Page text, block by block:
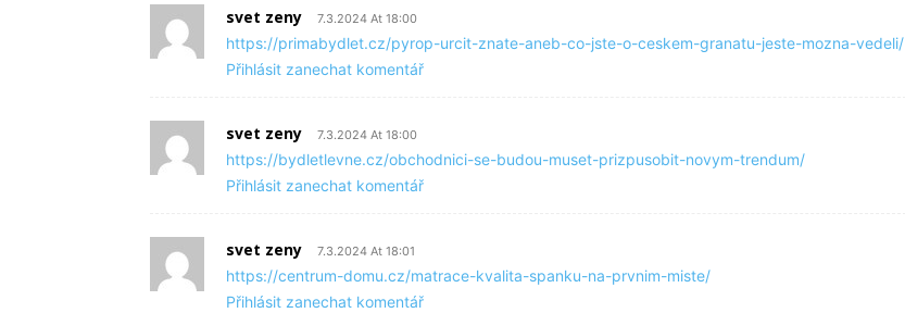
svet zeny 7.3.2024 At 18:00
https://primabydlet.cz/pyrop-urcit-znate-aneb-co-jste-o-ceskem-granatu-jeste-mozna-vedeli/
Přihlásit zanechat komentář
svet zeny 7.3.2024 At 18:00
https://bydletlevne.cz/obchodnici-se-budou-muset-prizpusobit-novym-trendum/
Přihlásit zanechat komentář
svet zeny 7.3.2024 At 18:01
https://centrum-domu.cz/matrace-kvalita-spanku-na-prvnim-miste/
Přihlásit zanechat komentář